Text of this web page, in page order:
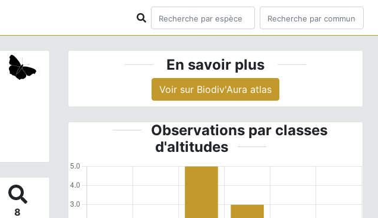
8
En savoir plus
Voir sur Biodiv'Aura atlas
Observations par classes
d'altitudes